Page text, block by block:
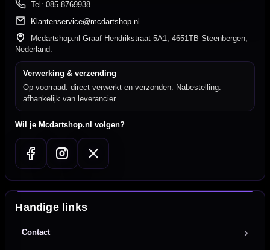
Tel: 085-8769938
Klantenservice@mcdartshop.nl
Mcdartshop.nl Graaf Hendrikstraat 5A1, 4651TB Steenbergen,
Nederland.
Verwerking & verzending
Op voorraad: direct verwerkt en verzonden. Nabestelling:
afhankelijk van leverancier.
Wil je Mcdartshop.nl volgen?
Handige links
Contact